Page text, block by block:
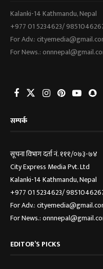
Kalanki-14 Kathmandu, Nepal
+977 01 5234623/
For Adv.:
For News.:
सम्पर्क
सूचना विभाग दर्ता नं. १११/०७३-७४
City Express Media Pvt. Ltd
Kalanki-14 Kathmandu, Nepal
+977 01 5234623/
For Adv.:
For News.:
EDITOR’S PICKS